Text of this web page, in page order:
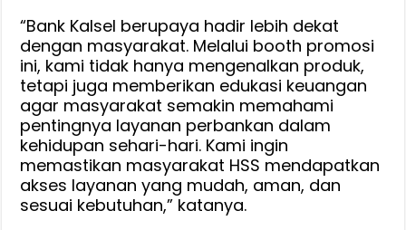
“Bank Kalsel berupaya hadir lebih dekat
dengan masyarakat. Melalui booth promosi
ini, kami tidak hanya mengenalkan produk,
tetapi juga memberikan edukasi keuangan
agar masyarakat semakin memahami
pentingnya layanan perbankan dalam
kehidupan sehari-hari. Kami ingin
memastikan masyarakat HSS mendapatkan
akses layanan yang mudah, aman, dan
sesuai kebutuhan,” katanya.